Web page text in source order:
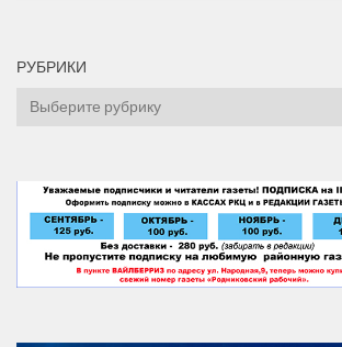
РУБРИКИ
Рубрики